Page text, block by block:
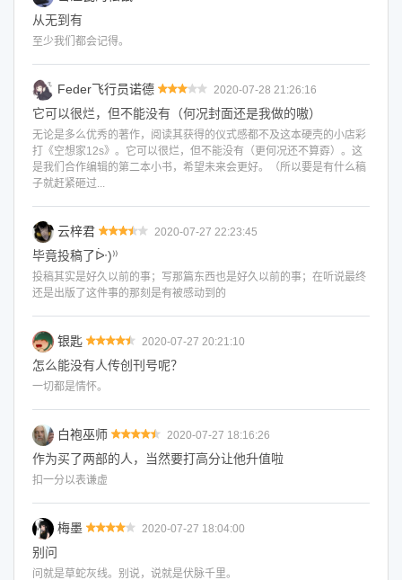
从无到有
至少我们都会记得。
Feder飞行员诺德 2020-07-28 21:26:16
它可以很烂，但不能没有（何况封面还是我做的嗷）
无论是多么优秀的著作，阅读其获得的仪式感都不及这本硬壳的小店彩
打《空想家12s》。它可以很烂，但不能没有（更何况还不算孬）。这
是我们合作编辑的第二本小书，希望未来会更好。（所以要是有什么稿
子就赶紧砸过...
云梓君 2020-07-27 22:23:45
毕竟投稿了ᐕ)⁾⁾
投稿其实是好久以前的事；写那篇东西也是好久以前的事；在听说最终
还是出版了这件事的那刻是有被感动到的
银匙 2020-07-27 20:21:10
怎么能没有人传创刊号呢？
一切都是情怀。
白袍巫师 2020-07-27 18:16:26
作为买了两部的人，当然要打高分让他升值啦
扣一分以表谦虚
梅墨 2020-07-27 18:04:00
别问
问就是草蛇灰线。别说，说就是伏脉千里。